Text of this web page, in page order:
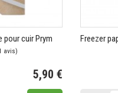
pour cuir Prym
5,90 €
Freezer